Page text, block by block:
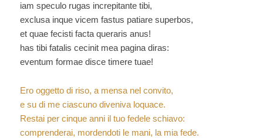
iam speculo rugas increpitante tibi,
exclusa inque vicem fastus patiare superbos,
et quae fecisti facta queraris anus!
has tibi fatalis cecinit mea pagina diras:
eventum formae disce timere tuae!
Ero oggetto di riso, a mensa nel convito,
e su di me ciascuno diveniva loquace.
Restai per cinque anni il tuo fedele schiavo:
comprenderai, mordendoti le mani, la mia fede.